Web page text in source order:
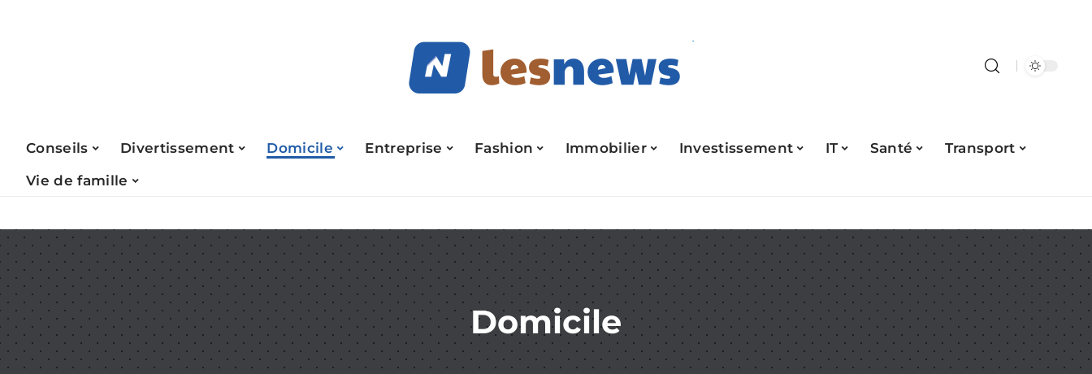
Conseils Divertissement Domicile Entreprise Fashion Immobilier Investissement IT Santé
Transport
Vie de famille
Domicile